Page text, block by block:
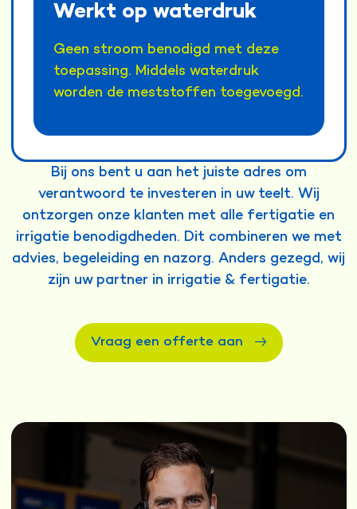
Werkt op waterdruk
Geen stroom benodigd met deze
toepassing. Middels waterdruk
worden de meststoffen toegevoegd.
Bij ons bent u aan het juiste adres om
verantwoord te investeren in uw teelt. Wij
ontzorgen onze klanten met alle fertigatie en
irrigatie benodigdheden. Dit combineren we met
advies, begeleiding en nazorg. Anders gezegd, wij
zijn uw partner in irrigatie & fertigatie.
Vraag een offerte aan